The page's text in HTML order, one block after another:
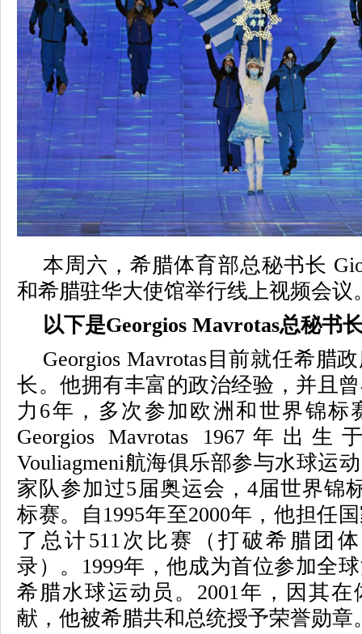
本周六，希腊体育部总秘书长
和希腊驻华大使馆举行线上视频会议
以下是Georgios Mavrotas总秘书
Georgios Mavrotas目前就任希腊
长。他拥有丰富的政治经验，并且
力6年，多次参加欧洲和世界锦标
Georgios Mavrotas 1967年出
Vouliagmeni航海俱乐部参与水球运
家队参加过5届奥运会，4届世界锦
标赛。自1995年至2000年，他担任
了总计511次比赛（打破希腊团
录）。1999年，他成为首位参加全
希腊水球运动员。2001年，因其
献，他被希腊共和总统授予荣誉勋章